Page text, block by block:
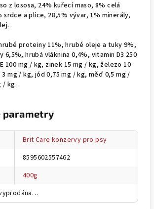
z lososa, 24% kuřecí maso, 8% celá
srdce a plíce, 28,5% vývar, 1% minerály,
proteiny 11%, hrubé oleje a tuky 9%,
6,5%, hrubá vláknina 0,4%, vitamin D3 250
100 mg / kg, zinek 15 mg / kg, železo 10
mg / kg, jód 0,75 mg / kg, měď 0,5 mg /
/ kg.
parametry
Brit Care konzervy pro psy
8595602557462
400g